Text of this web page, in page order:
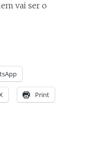
vai ser o
Print